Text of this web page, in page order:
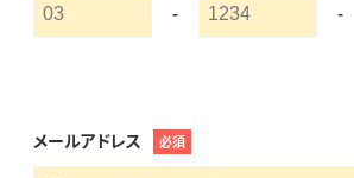
- -
メールアドレス 必須